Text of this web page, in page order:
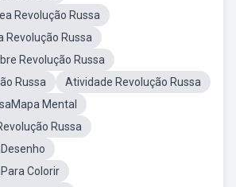
Revolução Russa
Revolução Russa
Revolução Russa
Russa
Atividade Revolução Russa
Mental
Russa
Colorir